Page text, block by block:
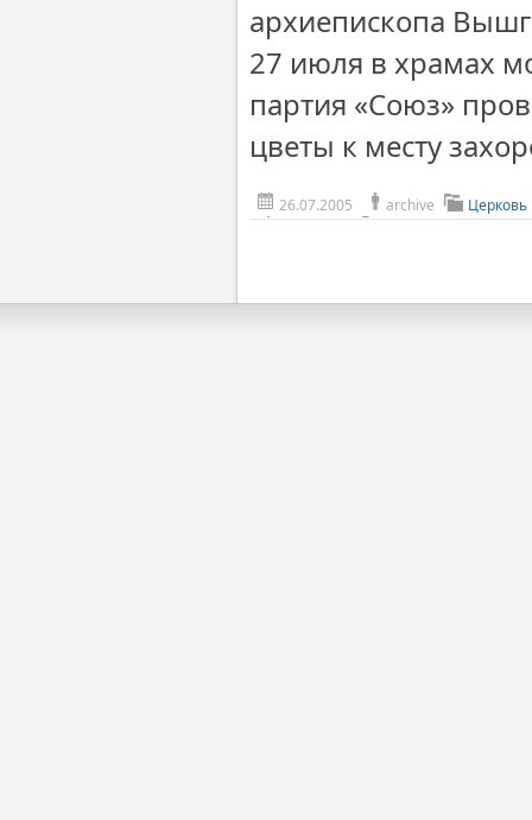
архиепископа
27 июля в храмах
партия «Союз»
цветы к месту
26.07.2005 archive